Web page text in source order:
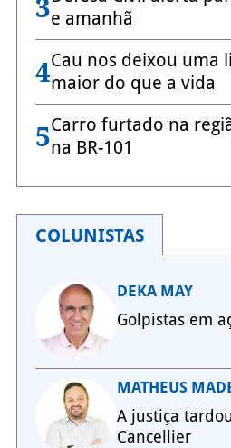
3e amanhã
4Cau nos deixou uma
maior do que a vida
5Carro furtado na
na BR-101
COLUNISTAS
DEKA MAY
Golpistas em
MATHEUS
A justiça
Cancellier